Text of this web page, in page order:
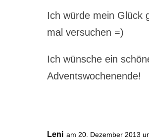
Ich würde mein Glück
mal versuchen =)
Ich wünsche ein
Adventswochenende!
Leni am 20. Dezember 2013